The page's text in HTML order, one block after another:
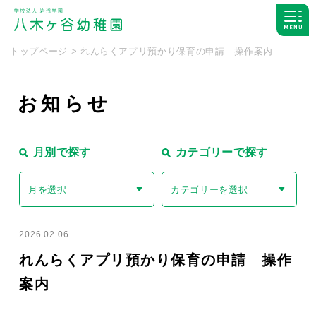
トップページ > れんらくアプリ預かり保育の申請 操作案内
お知 らせ
月別で探す
月を選択
カテゴリーで探す
カテゴリーを選択
2026.02.06
れんらくアプリ預かり保育の申請 操作
案内